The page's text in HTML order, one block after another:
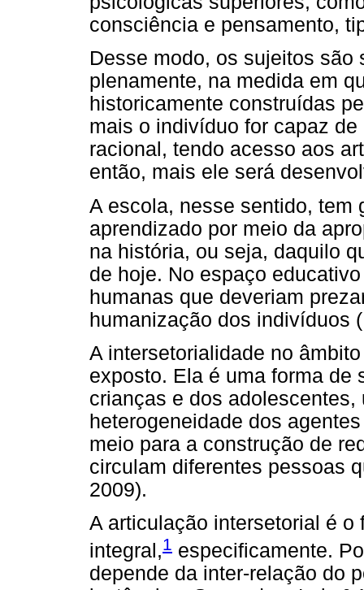
consciência e pensamento,
Desse modo, os sujeitos
plenamente, na medida em
historicamente construídas
mais o indivíduo for capaz
racional, tendo acesso aos
então, mais ele será
A escola, nesse sentido, tem
aprendizado por meio da
na história, ou seja, daquilo
de hoje. No espaço
humanas que deveriam
humanização dos indivíduos
A intersetorialidade no
exposto. Ela é uma forma de
crianças e dos
heterogeneidade dos
meio para a construção de
circulam diferentes pessoas
2009).
A articulação intersetorial é
integral,1 especificamente.
depende da inter-relação do